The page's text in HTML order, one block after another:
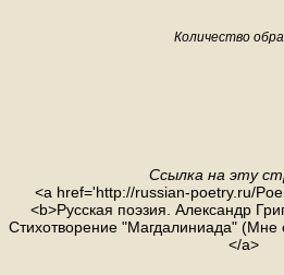
Количество
Ссылка на эту
<a href='http://russian-poetry.ru/
<b>Русская поэзия. Александр
Стихотворение "Магдалиниада" (Мне
</a>